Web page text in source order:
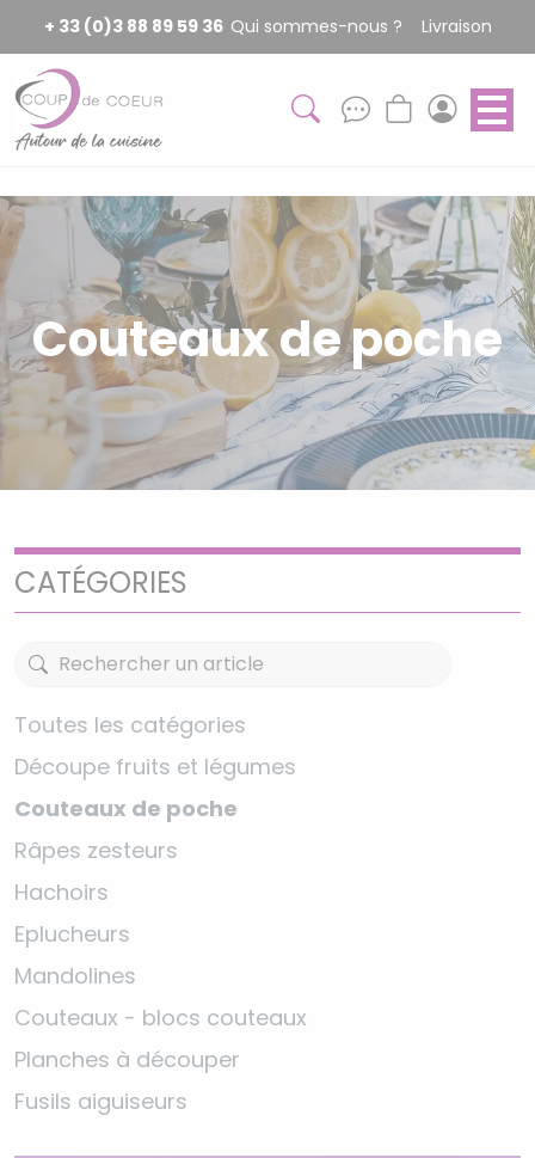
+ 33 (0)3 88 89 59 36 Qui sommes-nous ? Livraison
Couteaux de poche
CATÉGORIES
Toutes les catégories
Découpe fruits et légumes
Couteaux de poche
Râpes zesteurs
Hachoirs
Eplucheurs
Mandolines
Couteaux - blocs couteaux
Planches à découper
Fusils aiguiseurs
Panneau de gestion des cookies